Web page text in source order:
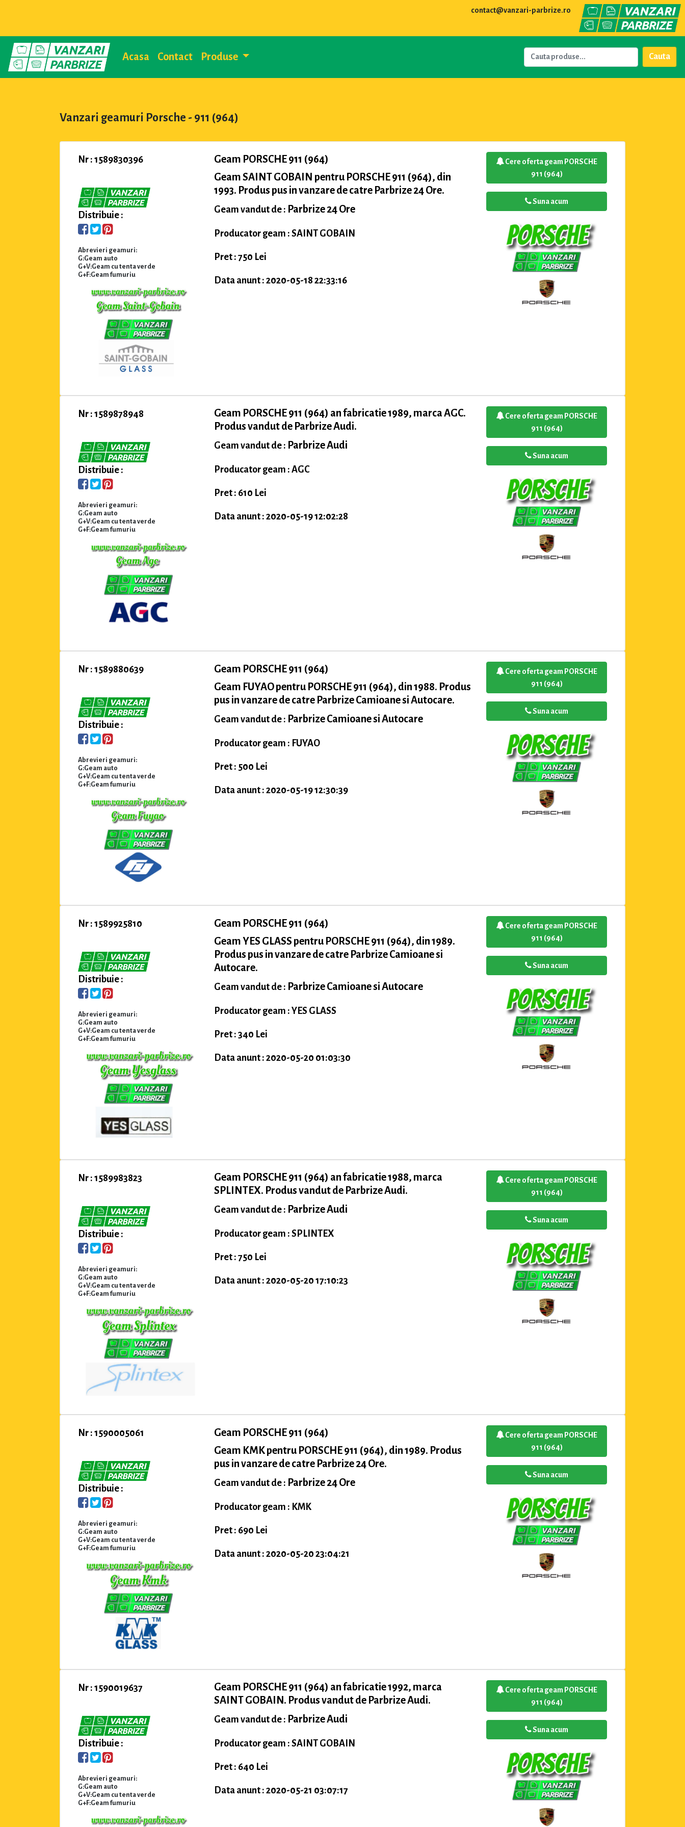
contact@vanzari-parbrize.ro
Acasa Contact Produse Cauta
Vanzari geamuri Porsche - 911 (964)
Nr : 1589830396
Distribuie :
Abrevieri geamuri:
G:Geam auto
G+V:Geam cu tenta verde
G+F:Geam fumuriu
Geam PORSCHE 911 (964)
Geam SAINT GOBAIN pentru PORSCHE 911 (964), din
1993. Produs pus in vanzare de catre Parbrize 24 Ore.
Geam vandut de : Parbrize 24 Ore
Producator geam : SAINT GOBAIN
Pret : 750 Lei
Data anunt : 2020-05-18 22:33:16
Cere oferta geam PORSCHE
911 (964)
Suna acum
Nr : 1589878948
Distribuie :
Abrevieri geamuri:
G:Geam auto
G+V:Geam cu tenta verde
G+F:Geam fumuriu
Geam PORSCHE 911 (964) an fabricatie 1989, marca AGC.
Produs vandut de Parbrize Audi.
Geam vandut de : Parbrize Audi
Producator geam : AGC
Pret : 610 Lei
Data anunt : 2020-05-19 12:02:28
Cere oferta geam PORSCHE
911 (964)
Suna acum
Nr : 1589880639
Distribuie :
Abrevieri geamuri:
G:Geam auto
G+V:Geam cu tenta verde
G+F:Geam fumuriu
Geam PORSCHE 911 (964)
Geam FUYAO pentru PORSCHE 911 (964), din 1988. Produs
pus in vanzare de catre Parbrize Camioane si Autocare.
Geam vandut de : Parbrize Camioane si Autocare
Producator geam : FUYAO
Pret : 500 Lei
Data anunt : 2020-05-19 12:30:39
Cere oferta geam PORSCHE
911 (964)
Suna acum
Nr : 1589925810
Distribuie :
Abrevieri geamuri:
G:Geam auto
G+V:Geam cu tenta verde
G+F:Geam fumuriu
Geam PORSCHE 911 (964)
Geam YES GLASS pentru PORSCHE 911 (964), din 1989.
Produs pus in vanzare de catre Parbrize Camioane si
Autocare.
Geam vandut de : Parbrize Camioane si Autocare
Producator geam : YES GLASS
Pret : 340 Lei
Data anunt : 2020-05-20 01:03:30
Cere oferta geam PORSCHE
911 (964)
Suna acum
Nr : 1589983823
Distribuie :
Abrevieri geamuri:
G:Geam auto
G+V:Geam cu tenta verde
G+F:Geam fumuriu
Geam PORSCHE 911 (964) an fabricatie 1988, marca
SPLINTEX. Produs vandut de Parbrize Audi.
Geam vandut de : Parbrize Audi
Producator geam : SPLINTEX
Pret : 750 Lei
Data anunt : 2020-05-20 17:10:23
Cere oferta geam PORSCHE
911 (964)
Suna acum
Nr : 1590005061
Distribuie :
Abrevieri geamuri:
G:Geam auto
G+V:Geam cu tenta verde
G+F:Geam fumuriu
Geam PORSCHE 911 (964)
Geam KMK pentru PORSCHE 911 (964), din 1989. Produs
pus in vanzare de catre Parbrize 24 Ore.
Geam vandut de : Parbrize 24 Ore
Producator geam : KMK
Pret : 690 Lei
Data anunt : 2020-05-20 23:04:21
Cere oferta geam PORSCHE
911 (964)
Suna acum
Nr : 1590019637
Distribuie :
Abrevieri geamuri:
G:Geam auto
G+V:Geam cu tenta verde
G+F:Geam fumuriu
Geam PORSCHE 911 (964) an fabricatie 1992, marca
SAINT GOBAIN. Produs vandut de Parbrize Audi.
Geam vandut de : Parbrize Audi
Producator geam : SAINT GOBAIN
Pret : 640 Lei
Data anunt : 2020-05-21 03:07:17
Cere oferta geam PORSCHE
911 (964)
Suna acum